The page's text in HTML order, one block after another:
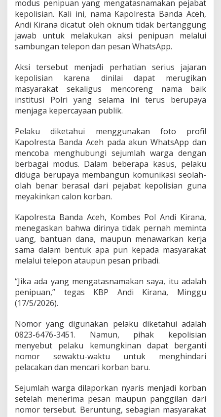
,
W
a
g
a
i
m
n
t
a
a
n
g
a
n
M
u
d
P
e
r
c
a
y
modus penipuan yang mengatasnamakan pejabat
kepolisian. Kali ini, nama Kapolresta Banda Aceh,
Andi Kirana dicatut oleh oknum tidak bertanggung
jawab untuk melakukan aksi penipuan melalui
sambungan telepon dan pesan WhatsApp.
Aksi tersebut menjadi perhatian serius jajaran
kepolisian karena dinilai dapat merugikan
masyarakat sekaligus mencoreng nama baik
institusi Polri yang selama ini terus berupaya
menjaga kepercayaan publik.
Pelaku diketahui menggunakan foto profil
Kapolresta Banda Aceh pada akun WhatsApp dan
mencoba menghubungi sejumlah warga dengan
berbagai modus. Dalam beberapa kasus, pelaku
diduga berupaya membangun komunikasi seolah-
olah benar berasal dari pejabat kepolisian guna
meyakinkan calon korban.
Kapolresta Banda Aceh, Kombes Pol Andi Kirana,
menegaskan bahwa dirinya tidak pernah meminta
uang, bantuan dana, maupun menawarkan kerja
sama dalam bentuk apa pun kepada masyarakat
melalui telepon ataupun pesan pribadi.
“Jika ada yang mengatasnamakan saya, itu adalah
penipuan,” tegas KBP Andi Kirana, Minggu
(17/5/2026).
Nomor yang digunakan pelaku diketahui adalah
0823-6476-3451. Namun, pihak kepolisian
menyebut pelaku kemungkinan dapat berganti
nomor sewaktu-waktu untuk menghindari
pelacakan dan mencari korban baru.
Sejumlah warga dilaporkan nyaris menjadi korban
setelah menerima pesan maupun panggilan dari
nomor tersebut. Beruntung, sebagian masyarakat